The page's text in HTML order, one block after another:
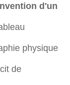
d'un
physique
de